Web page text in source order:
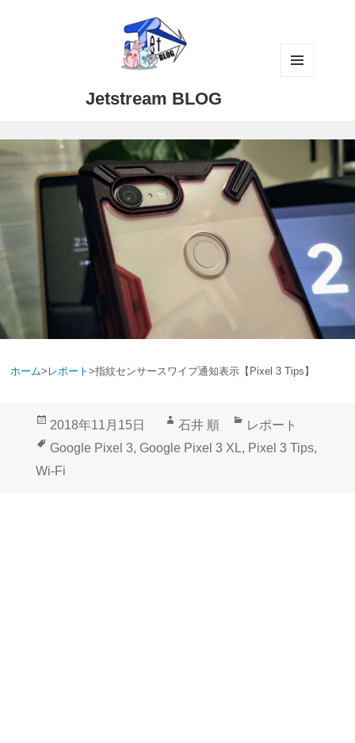
Jetstream BLOG
ホーム> レポート>指紋センサースワイプ通知表示【Pixel 3 Tips】
投
稿
日:
2018年11月15日
作
成
石井 順
カ
テ
レポート
タ
グ
Google Pixel 3, Google Pixel 3 XL, Pixel 3 Tips,
Wi-Fi